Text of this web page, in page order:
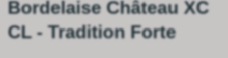
Bordelaise Château XC
CL - Tradition Forte